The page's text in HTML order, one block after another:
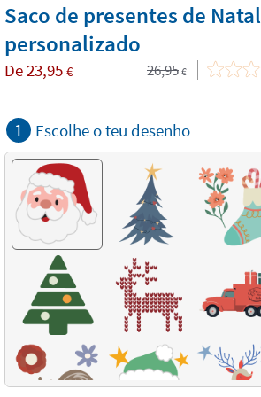
Saco de presentes de Natal
personalizado
De23,95 € 26,95 €
1 Escolhe o teu desenho